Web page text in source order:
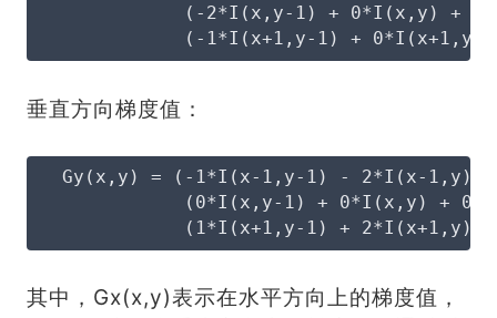
(-2*I(x,y-1) + 0*I(x,y) +
(-1*I(x+1,y-1) + 0*I(x+1,y)
垂直方向梯度值：
Gy(x,y) = (-1*I(x-1,y-1) - 2*I(x-1,y)
(0*I(x,y-1) + 0*I(x,y) +
(1*I(x+1,y-1) + 2*I(x+1,y)
其中，Gx(x,y)表示在水平方向上的梯度值，